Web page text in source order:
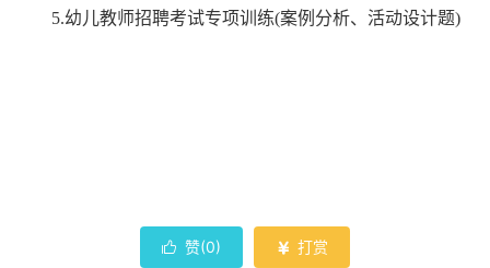
5.幼儿教师招聘考试专项训练(案例分析、活动设计题)
 赞(0)  打赏